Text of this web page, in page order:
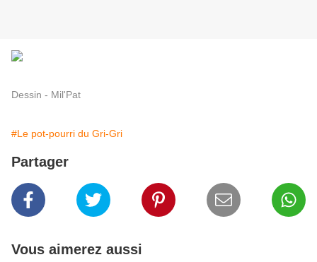
Dessin - Mil'Pat
#Le pot-pourri du Gri-Gri
Partager
Vous aimerez aussi